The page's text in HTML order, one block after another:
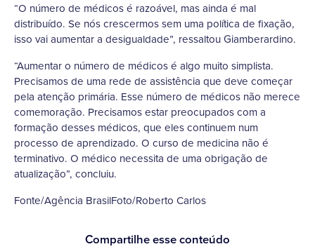
“O número de médicos é razoável, mas ainda é mal
distribuído. Se nós crescermos sem uma política de fixação,
isso vai aumentar a desigualdade”, ressaltou Giamberardino.
“Aumentar o número de médicos é algo muito simplista.
Precisamos de uma rede de assistência que deve começar
pela atenção primária. Esse número de médicos não merece
comemoração. Precisamos estar preocupados com a
formação desses médicos, que eles continuem num
processo de aprendizado. O curso de medicina não é
terminativo. O médico necessita de uma obrigação de
atualização”, concluiu.
Fonte/Agência BrasilFoto/Roberto Carlos
Compartilhe esse conteúdo